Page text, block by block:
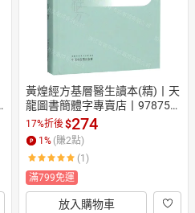
黃煌經方基層醫生讀本(精)丨天
龍圖書簡體字專賣店丨978751
3260176 (tl2606)
17%折後$274
1 % (賺2點)
(1)
滿799免運
放入購物車